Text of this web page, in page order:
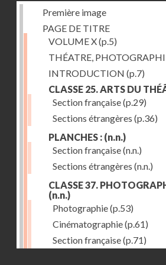
Première image
PAGE DE TITRE
VOLUME X(p.5)
THÉATRE,
INTRODUCTION (p.7)
CLASSE 25. ARTS DU
Section française(p.29)
Sections étrangères (p.36)
PLANCHES : (n.n.)
Section française(n.n.)
Sections étrangères (n.n.)
CLASSE 37.
(n.n.)
Photographie(p.53)
Cinématographie(p.61)
Section française(p.71)